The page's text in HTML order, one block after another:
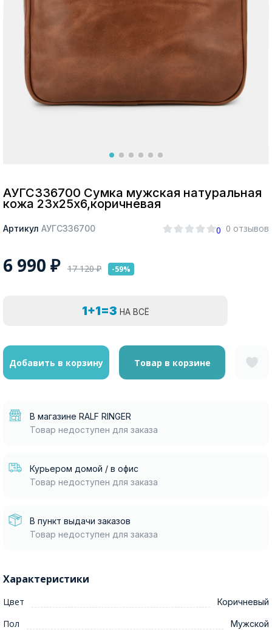
Москва
АУГС336700 Сумка мужская натуральная
кожа 23х25х6,коричневая
Артикул АУГС336700 0 0 отзывов
6 990 ₽ 17 120₽ -59%
1+1=3 НА ВСЁ
Добавить в корзину Товар в корзине
В магазине RALF RINGER
Товар недоступен для заказа
Курьером домой / в офис
Товар недоступен для заказа
В пункт выдачи заказов
Товар недоступен для заказа
Характеристики
Цвет Коричневый
Пол Мужской